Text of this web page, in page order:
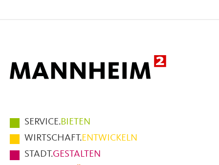
Hauptmenüpunkte
im
Fußbereich
der
SERVICE.BIETEN
WIRTSCHAFT.ENTWICKELN
STADT.GESTALTEN